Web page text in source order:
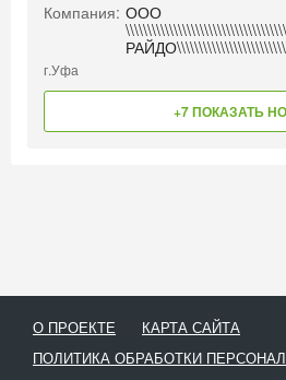
Компания: ООО
г.Уфа
+7 ПОКАЗАТЬ
О ПРОЕКТЕ
КАРТА САЙТА
ПОЛИТИКА ОБРАБОТКИ